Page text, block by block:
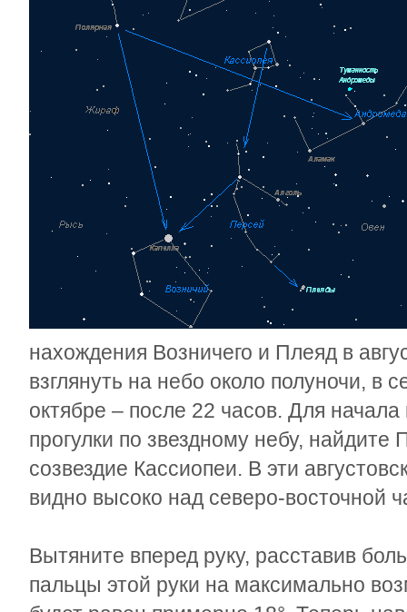
нахождения Возничего и Плеяд в
взглянуть на небо около полуночи, в
октябре – после 22 часов. Для
прогулки по звездному небу, найдите
созвездие Кассиопеи. В эти
видно высоко над северо-восточной
Вытяните вперед руку, расставив
пальцы этой руки на максимально